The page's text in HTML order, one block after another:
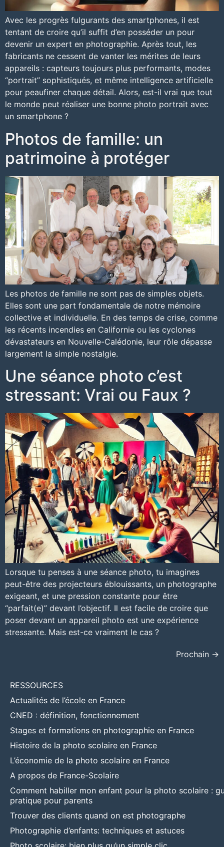
Avec les progrès fulgurants des smartphones, il est
tentant de croire qu’il suffit d’en posséder un pour
devenir un expert en photographie. Après tout, les
fabricants ne cessent de vanter les mérites de leurs
appareils : capteurs toujours plus performants, modes
“portrait” sophistiqués, et même intelligence artificielle
pour peaufiner chaque détail. Alors, est-il vrai que tout
le monde peut réaliser une bonne photo portrait avec
un smartphone ?
Photos de famille: un
patrimoine à protéger
Les photos de famille ne sont pas de simples objets.
Elles sont une part fondamentale de notre mémoire
collective et individuelle. En des temps de crise, comme
les récents incendies en Californie ou les cyclones
dévastateurs en Nouvelle-Calédonie, leur rôle dépasse
largement la simple nostalgie.
Une séance photo c’est
stressant: Vrai ou Faux ?
Lorsque tu penses à une séance photo, tu imagines
peut-être des projecteurs éblouissants, un photographe
exigeant, et une pression constante pour être
“parfait(e)” devant l’objectif. Il est facile de croire que
poser devant un appareil photo est une expérience
stressante. Mais est-ce vraiment le cas ?
Prochain →
RESSOURCES
Actualités de l’école en France
CNED : définition, fonctionnement
Stages et formations en photographie en France
Histoire de la photo scolaire en France
L’économie de la photo scolaire en France
A propos de France-Scolaire
Comment habiller mon enfant pour la photo scolaire :
pratique pour parents
Trouver des clients quand on est photographe
Photographie d’enfants: techniques et astuces